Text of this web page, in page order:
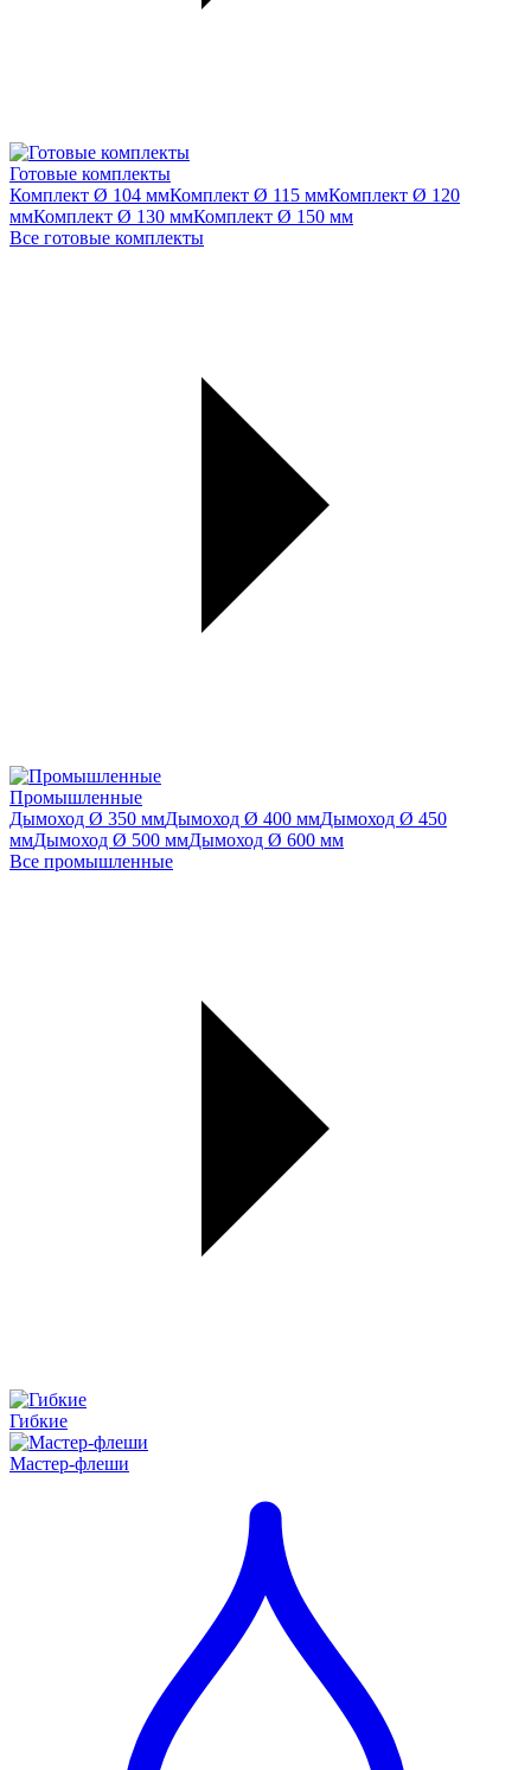
Готовые комплекты
Комплект Ø 104 ммКомплект Ø 115 ммКомплект Ø 120
ммКомплект Ø 130 ммКомплект Ø 150 мм
Все готовые комплекты
Промышленные
Дымоход Ø 350 ммДымоход Ø 400 ммДымоход Ø 450
ммДымоход Ø 500 ммДымоход Ø 600 мм
Все промышленные
Гибкие
Мастер-флеши